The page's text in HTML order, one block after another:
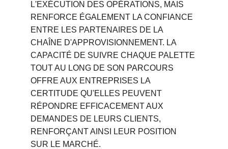
L'EXÉCUTION DES OPÉRATIONS, MAIS
RENFORCE ÉGALEMENT LA CONFIANCE
ENTRE LES PARTENAIRES DE LA
CHAÎNE D'APPROVISIONNEMENT. LA
CAPACITÉ DE SUIVRE CHAQUE PALETTE
TOUT AU LONG DE SON PARCOURS
OFFRE AUX ENTREPRISES LA
CERTITUDE QU'ELLES PEUVENT
RÉPONDRE EFFICACEMENT AUX
DEMANDES DE LEURS CLIENTS,
RENFORÇANT AINSI LEUR POSITION
SUR LE MARCHÉ.